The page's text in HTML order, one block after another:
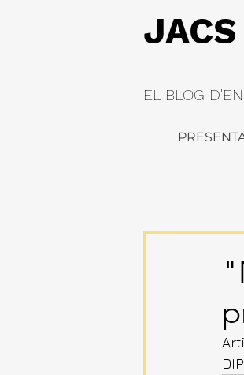
JACS
EL BLOG D'EN